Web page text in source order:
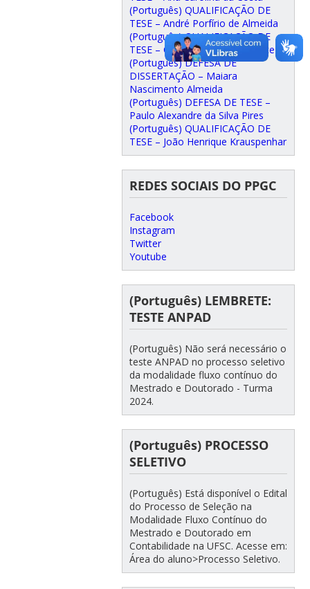
(Português) QUALIFICAÇÃO DE
TESE – André Porfírio de Almeida
(Português) QUALIFICAÇÃO DE
TESE – Camila Peripolli Sanfelice
(Português) DEFESA DE
DISSERTAÇÃO – Maiara
Nascimento Almeida
(Português) DEFESA DE TESE –
Paulo Alexandre da Silva Pires
(Português) QUALIFICAÇÃO DE
TESE – João Henrique Krauspenhar
REDES SOCIAIS DO PPGC
Facebook
Instagram
Twitter
Youtube
(Português) LEMBRETE:
TESTE ANPAD
(Português) Não será necessário o
teste ANPAD no processo seletivo
da modalidade fluxo contínuo do
Mestrado e Doutorado - Turma
2024.
(Português) PROCESSO
SELETIVO
(Português) Está disponível o Edital
do Processo de Seleção na
Modalidade Fluxo Contínuo do
Mestrado e Doutorado em
Contabilidade na UFSC. Acesse em:
Área do aluno>Processo Seletivo.